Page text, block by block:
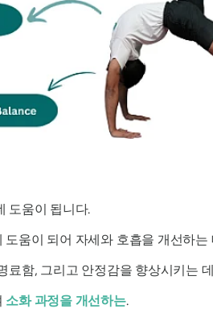
도움이 됩니다.
도움이 되어 자세와 호흡을 개선하는
료함, 그리고 안정감을 향상시키는
소화 과정을 개선하는.